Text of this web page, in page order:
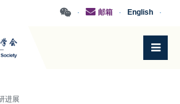
·
English
·
邮箱
·
进展